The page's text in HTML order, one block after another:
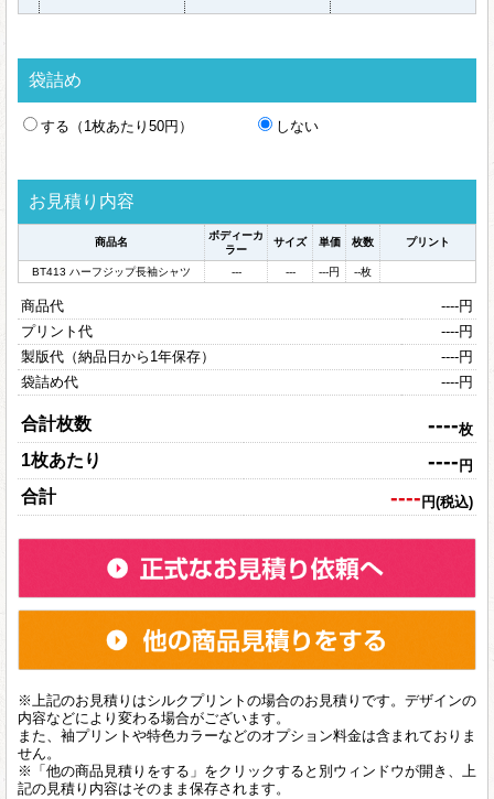
袋詰め
する（1枚あたり50円） しない
お見積り内容
商品名
ボディーカ
ラー
サイズ 単価 枚数 プリント
BT413 ハーフジップ長袖シャツ --- --- ---円 --枚
商品代 ----円
プリント代
----円
製版代（納品日から1年保存）
----円
袋詰め代
----円
合計枚数 ----枚
1枚あたり ---- 円
合計 ---- 円(税込)
※上記のお見積りはシルクプリントの場合のお見積りです。デザインの
内容などにより変わる場合がございます。
また、袖プリントや特色カラーなどのオプション料金は含まれておりま
せん。
※「他の商品見積りをする」をクリックすると別ウィンドウが開き、上
記の見積り内容はそのまま保存されます。